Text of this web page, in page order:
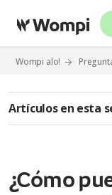
Wompi alo!
Artículos en esta
¿Qué es Click to
¿Cómo